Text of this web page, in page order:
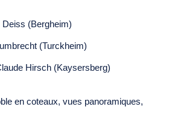
(Bergheim)
(Turckheim)
Hirsch (Kaysersberg)
en coteaux, vues panoramiques,